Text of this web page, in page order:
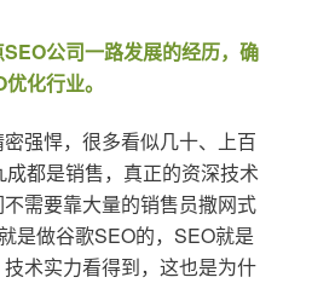
公司一路发展的经历，确
化行业。
强悍，很多看似几十、上百
都是销售，真正的资深技术
需要靠大量的销售员撒网式
是做谷歌SEO的，SEO就是
术实力看得到，这也是为什